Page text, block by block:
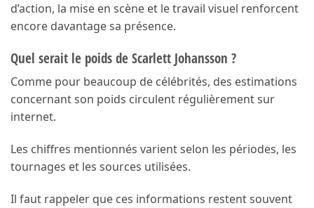
d’action, la mise en scène et le travail visuel renforcent
encore davantage sa présence.
Quel serait le poids de Scarlett Johansson ?
Comme pour beaucoup de célébrités, des estimations
concernant son poids circulent régulièrement sur
internet.
Les chiffres mentionnés varient selon les périodes, les
tournages et les sources utilisées.
Il faut rappeler que ces informations restent souvent